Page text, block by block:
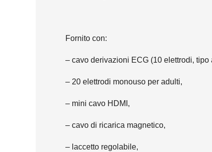
Fornito con:
– cavo derivazioni ECG (10 elettrodi, tipo
– 20 elettrodi monouso per adulti,
– mini cavo HDMI,
– cavo di ricarica magnetico,
– laccetto regolabile,